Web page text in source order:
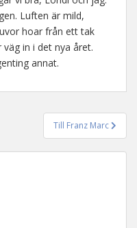
Luften är mild,
hoar från ett tak
in i det nya året.
annat.
Till Franz Marc